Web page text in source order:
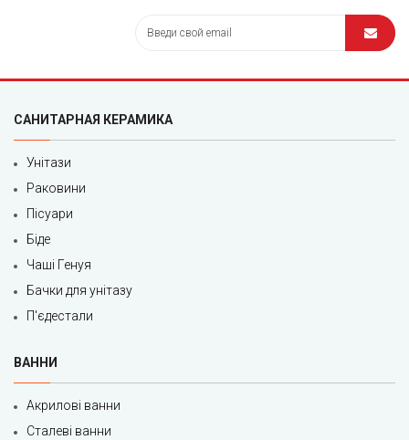
САНИТАРНАЯ КЕРАМИКА
Унітази
Раковини
Пісуари
Біде
Чаші Генуя
Бачки для унітазу
П'єдестали
ВАННИ
Акрилові ванни
Сталеві ванни